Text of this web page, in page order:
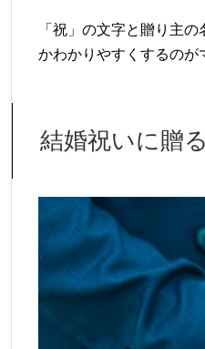
「祝」の文字と贈り主
かわかりやすくするのが
結婚祝いに贈